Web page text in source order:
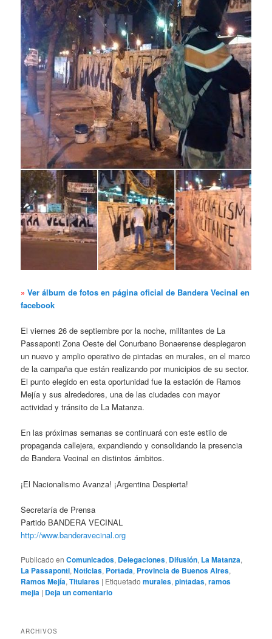
» Ver álbum de fotos en página oficial de Bandera Vecinal en
facebook
El viernes 26 de septiembre por la noche, militantes de La
Passaponti Zona Oeste del Conurbano Bonaerense desplegaron
un nuevo y amplio operativo de pintadas en murales, en el marco
de la campaña que están realizando por municipios de su sector.
El punto elegido en esta oportunidad fue la estación de Ramos
Mejía y sus alrededores, una de las ciudades con mayor
actividad y tránsito de La Matanza.
En las próximas semanas se continuará con este estilo de
propaganda callejera, expandiendo y consolidando la presencia
de Bandera Vecinal en distintos ámbitos.
¡El Nacionalismo Avanza! ¡Argentina Despierta!
Secretaría de Prensa
Partido BANDERA VECINAL
http://www.banderavecinal.org
Publicado en Comunicados, Delegaciones, Difusión, La Matanza,
La Passaponti,Noticias, Portada, Provincia de Buenos Aires,
Ramos Mejía,Titulares | Etiquetado murales,pintadas,ramos
mejia | Deja un comentario
ARCHIVOS